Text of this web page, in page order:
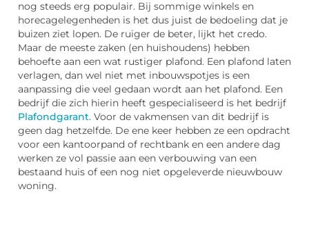
nog steeds erg populair. Bij sommige winkels en
horecagelegenheden is het dus juist de bedoeling dat je
buizen ziet lopen. De ruiger de beter, lijkt het credo.
Maar de meeste zaken (en huishoudens) hebben
behoefte aan een wat rustiger plafond. Een plafond laten
verlagen, dan wel niet met inbouwspotjes is een
aanpassing die veel gedaan wordt aan het plafond. Een
bedrijf die zich hierin heeft gespecialiseerd is het bedrijf
Plafondgarant. Voor de vakmensen van dit bedrijf is
geen dag hetzelfde. De ene keer hebben ze een opdracht
voor een kantoorpand of rechtbank en een andere dag
werken ze vol passie aan een verbouwing van een
bestaand huis of een nog niet opgeleverde nieuwbouw
woning.